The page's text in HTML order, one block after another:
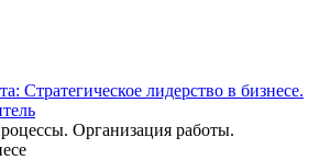
Стратегическое лидерство в бизнесе.
Организация работы.